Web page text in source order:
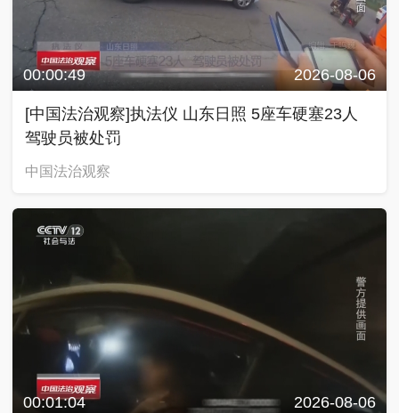
00:00:49 2026-08-06
[中国法治观察]执法仪 山东日照 5座车硬塞23人
驾驶员被处罚
中国法治观察
00:01:04 2026-08-06